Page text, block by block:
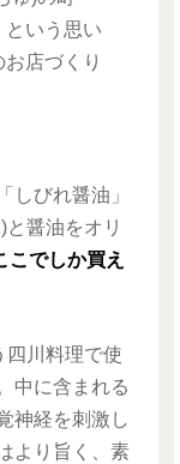
という思い
店づくり
しびれ醤油」
醤油をオリ
こでしか買え
四川料理で使
中に含まれる
神経を刺激し
より旨く、素